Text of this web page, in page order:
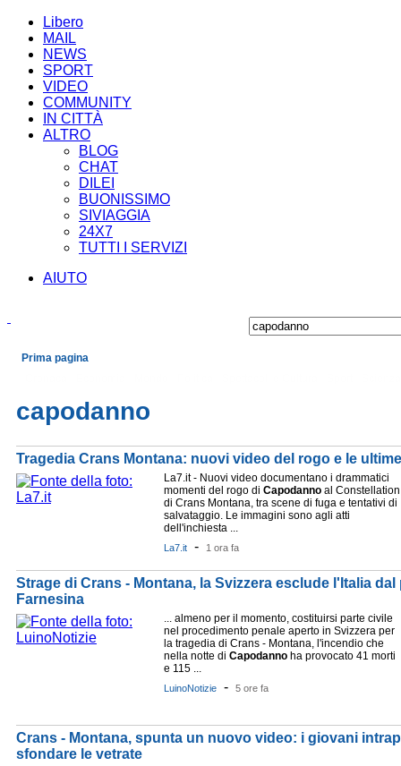
Libero
MAIL
NEWS
SPORT
VIDEO
COMMUNITY
IN CITTÀ
ALTRO
BLOG
CHAT
DILEI
BUONISSIMO
SIVIAGGIA
24X7
TUTTI I SERVIZI
AIUTO
Prima pagina
capodanno
Tragedia Crans Montana: nuovi video del rogo e le
La7.it - Nuovi video documentano i drammatici
momenti del rogo di Capodanno al Constellation
di Crans Montana, tra scene di fuga e tentativi di
salvataggio. Le immagini sono agli atti
dell'inchiesta ...
La7.it - 1 ora fa
Strage di Crans - Montana, la Svizzera esclude l'Italia
Farnesina
... almeno per il momento, costituirsi parte civile
nel procedimento penale aperto in Svizzera per
la tragedia di Crans - Montana, l'incendio che
nella notte di Capodanno ha provocato 41 morti
e 115 ...
LuinoNotizie - 5 ore fa
Crans - Montana, spunta un nuovo video: i giovani
sfondare le vetrate